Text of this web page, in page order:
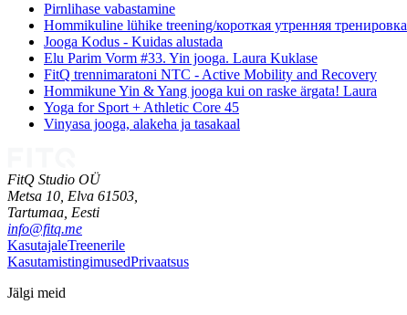
Pirnlihase vabastamine
Hommikuline lühike treening/короткая утренняя тренировка
Jooga Kodus - Kuidas alustada
Elu Parim Vorm #33. Yin jooga. Laura Kuklase
FitQ trennimaratoni NTC - Active Mobility and Recovery
Hommikune Yin & Yang jooga kui on raske ärgata! Laura
Yoga for Sport + Athletic Core 45
Vinyasa jooga, alakeha ja tasakaal
FitQ Studio OÜ
Metsa 10, Elva 61503,
Tartumaa, Eesti
info@fitq.me
KasutajaleTreenerile
KasutamistingimusedPrivaatsus
Jälgi meid